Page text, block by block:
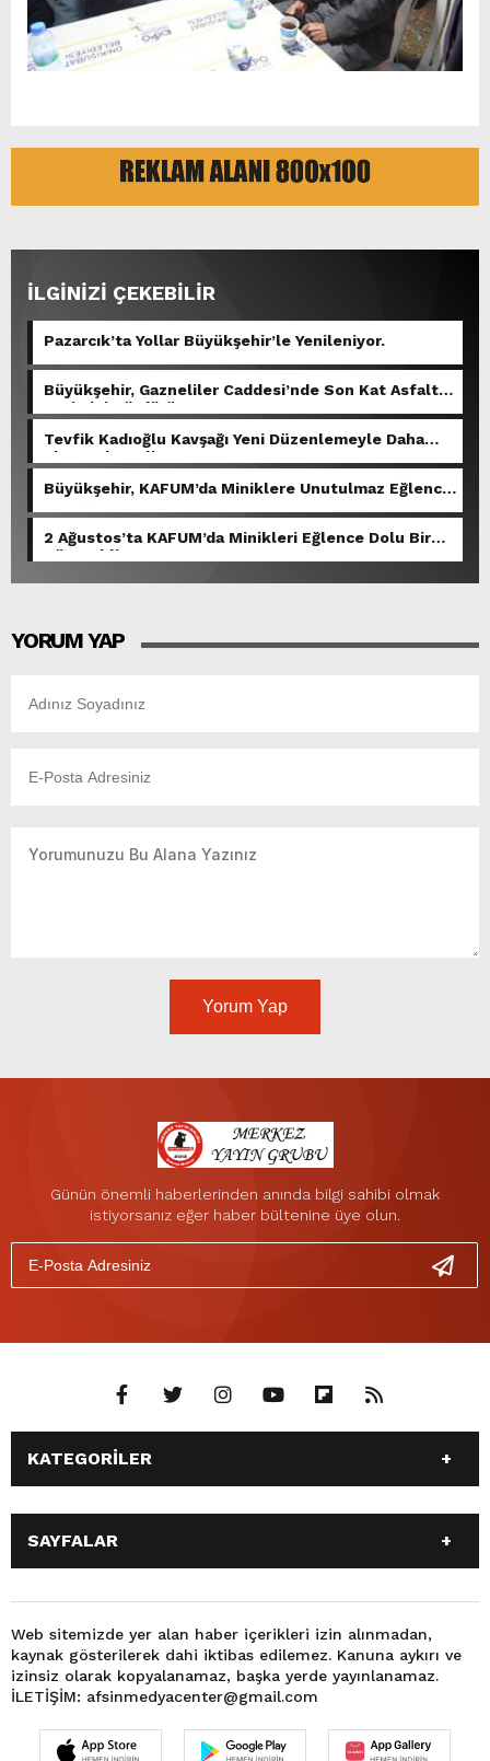
İLGİNİZİ ÇEKEBİLİR
Pazarcık’ta Yollar Büyükşehir’le Yenileniyor.
Büyükşehir, Gazneliler Caddesi’nde Son Kat Asfalt
Serimini Sürdürüyor.
Tevfik Kadıoğlu Kavşağı Yeni Düzenlemeyle Daha
Akıcı Hale Geliyor.
Büyükşehir, KAFUM’da Miniklere Unutulmaz Eğlence
2 Ağustos’ta KAFUM’da Minikleri Eğlence Dolu Bir
Gün Bekliyor.
YORUM YAP
Yorum Yap
Günün önemli haberlerinden anında bilgi sahibi olmak
istiyorsanız eğer haber bültenine üye olun.
KATEGORİLER
ANASAYFA
GÜNDEM
SİYASET
SPOR
EKONOMİ
TEKNOLOJİ
3. SAYFA
BÜYÜKŞEHİR BELEDİYESİ
DÜNYA
FOTO GALERİ
KÜLTÜR SANAT
MAGAZİN
OTOMOBİL
SAĞLIK
VIDEO GALERİ
YEREL HABERLER
KÜNYE
SAYFALAR
SİYASET
EĞİTİM
SPOR
EKONOMİ
TEKNOLOJİ
3. SAYFA
FOTO GALERİ
KÜLTÜR SANAT
Web sitemizde yer alan haber içerikleri izin alınmadan,
kaynak gösterilerek dahi iktibas edilemez. Kanuna aykırı ve
izinsiz olarak kopyalanamaz, başka yerde yayınlanamaz.
İLETİŞİM: afsinmedyacenter@gmail.com